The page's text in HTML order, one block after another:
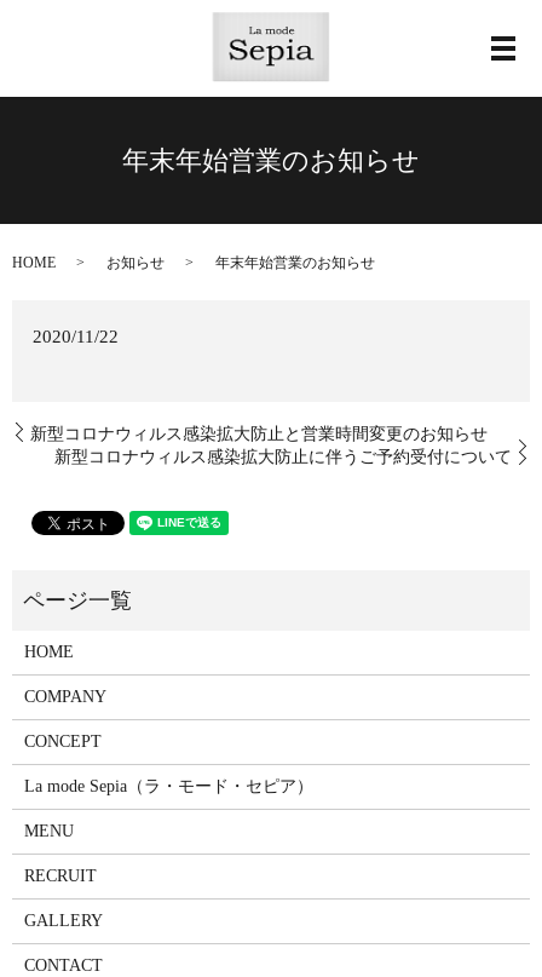
メ
年末年始営業のお知らせ
HOME お知らせ 年末年始営業のお知らせ
2020/11/22
新型コロナウィルス感染拡大防止と営業時間変更のお知らせ
新型コロナウィルス感染拡大防止に伴うご予約受付について
HOME
COMPANY
CONCEPT
La mode Sepia（ラ・モード・セピア）
MENU
RECRUIT
GALLERY
CONTACT